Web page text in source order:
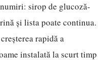
sirop de glucoză-
și lista poate continua.
rapidă a
instalată la scurt timp